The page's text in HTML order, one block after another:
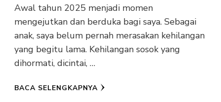
Awal tahun 2025 menjadi momen
mengejutkan dan berduka bagi saya. Sebagai
anak, saya belum pernah merasakan kehilangan
yang begitu lama. Kehilangan sosok yang
dihormati, dicintai, …
BACA SELENGKAPNYA